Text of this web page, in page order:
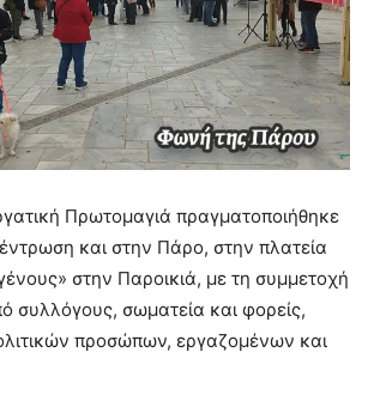
Πρωτομαγιά πραγματοποιήθηκε
και στην Πάρο, στην πλατεία
στην Παροικιά, με τη συμμετοχή
συλλόγους, σωματεία και φορείς,
προσώπων, εργαζομένων και